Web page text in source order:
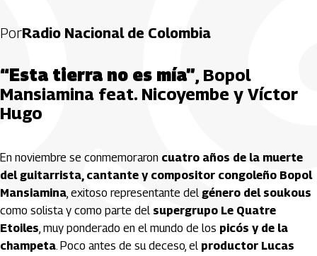
PorRadio Nacional de Colombia
“Esta tierra no es mía”, Bopol
Mansiamina feat. Nicoyembe y Víctor
Hugo
En noviembre se conmemoraron cuatro años de la muerte
del guitarrista, cantante y compositor congoleño Bopol
Mansiamina, exitoso representante del género del soukous
como solista y como parte del supergrupo Le Quatre
Etoiles, muy ponderado en el mundo de los picós y de la
champeta. Poco antes de su deceso, el productor Lucas